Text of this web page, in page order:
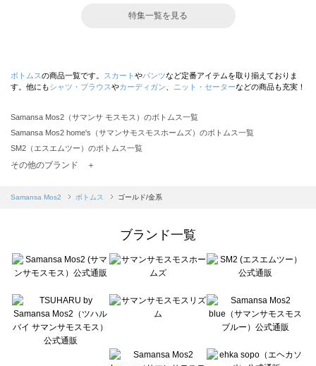
特集一覧を見る
ボトムスの商品一覧です。 スカート やパンツなど定番アイテムを取り揃えておりま
す。他にもシャツ・ブラウスやカーディガン ニット・セーターなどの商品も充実！
Samansa Mos2（サマンサ モスモス）のボトムス一覧
Samansa Mos2 home's（サマンサモスモスホームズ）のボトムス一覧
SM2（エスエムツー）のボトムス一覧
TSUHARU by Samansa Mos2（ツハルバイサマンサモスモス）のボトムス一覧
Samansa Mos2 blue（サマンサモスモス ブルー）のボトムス一覧
sō4ū（ソウフォーユー）のボトムス一覧
Te chichi（テチチ）のボトムス一覧
Te chichi CLASSIC（テチチ クラシック）のボトムス一覧
Lugnoncure（ルノンキュール）のボトムス一覧
BETTY'S BLUE（べティーズブルー）のボトムス一覧
Wpc.（ワールドパーティー）のボトムス一覧
その他のブランド ＋
Samansa Mos2 ボトムス ゴールド/金系
ブランド一覧